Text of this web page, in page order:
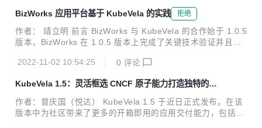
将围绕 CNCF 的两大开源项目 KubeVela 和 OpenYurt，以一
个实际的 Helm 应用交付的场景，为大家介绍云边协同的解决
方案。 OpenYurt 专注于以无侵入的方式将 Kubernetes 扩展
到边缘计算领域。OpenYurt 依托原生 Kubernetes 的容器编
一管理，提供了诸如边缘自治...
BizWorks 应用平台基于 KubeVela 的实践 拒绝
作者： 靖立明 前言 BizWorks 与 KubeVela 的合作始于 1.0.5
版本，BizWorks 在 1.0.5 版本上完成了关键技术验证并且在
力。通过近一年多的深度合作，BizWorks 通过 KubeVela 解
了一些实践，本文将分别通过介绍 BizWorks 在 KubeVela 使
用场景来讲述如何探索和实践云原生时代新一代 PaaS 平台持
续交付能力的落地。 BizWorks 介绍 BizWorks(https://bizwor
2022-11-02 10:54:25 0 评论
KubeVela 1.5：灵活框选 CNCF 原子能力打造独特的企
业应用发布平台
作者：曾庆国（悦达） KubeVela 1.5 于近日正式发布。在该
版本中为社区带来了更多的开箱即用的应用交付能力，包括新